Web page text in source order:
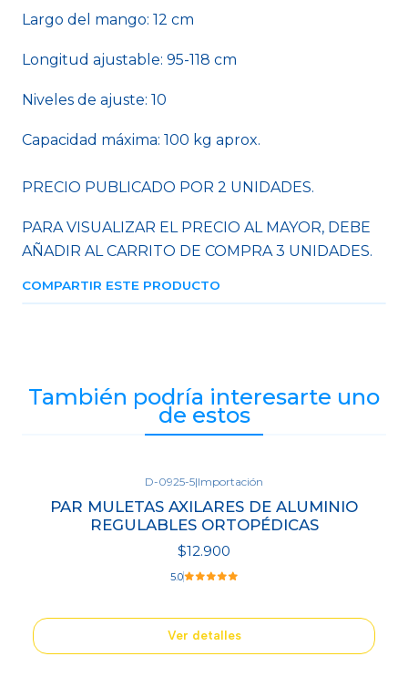
Largo del mango: 12 cm
Longitud ajustable: 95-118 cm
Niveles de ajuste: 10
Capacidad máxima: 100 kg aprox.
PRECIO PUBLICADO POR 2 UNIDADES.
PARA VISUALIZAR EL PRECIO AL MAYOR, DEBE
AÑADIR AL CARRITO DE COMPRA 3 UNIDADES.
COMPARTIR ESTE PRODUCTO
También podría interesarte uno
de estos
D-0925-5|Importación
PAR MULETAS AXILARES DE ALUMINIO
REGULABLES ORTOPÉDICAS
$12.900
5.0
Ver detalles